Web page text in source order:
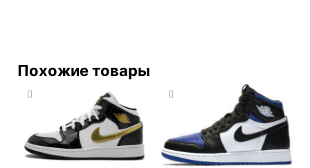
Похожие товары